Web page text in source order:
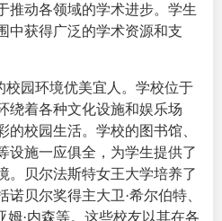
推动各领域的学术进步。学生
中获得广泛的学术资源和支
园环境优美宜人。学校位于
绕着各种文化设施和娱乐场
的校园生活。学校的图书馆、
设施一应俱全，为学生提供了
。
贝尔法斯特女王大学培养了
贝尔奖得主大卫·希尔伯特、
姆·内森等。这些校友以其在各